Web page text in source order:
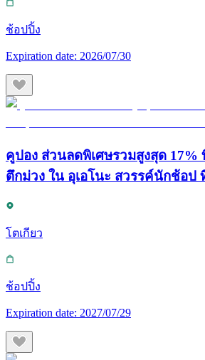
ช้อปปิ้ง
Expiration date: 2026/07/30
คูปอง ส่วนลดพิเศษรวมสูงสุด 17%
ตึกม่วง ใน อุเอโนะ สวรรค์นักช้อป
โตเกียว
ช้อปปิ้ง
Expiration date: 2027/07/29